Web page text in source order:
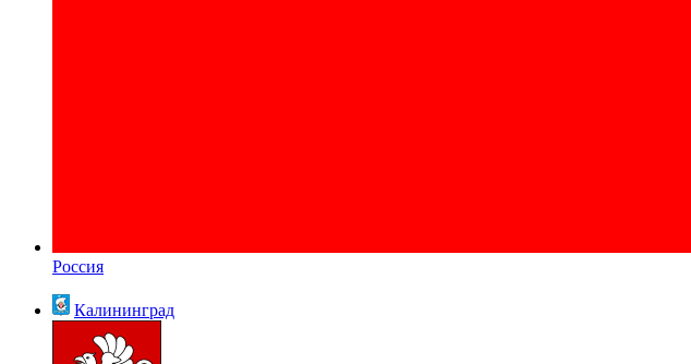
Россия
Калининград